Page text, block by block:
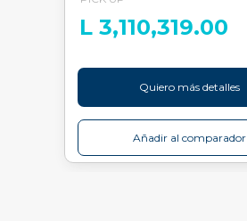
L 3,110,319.00
Quiero más detalles
Añadir al comparador